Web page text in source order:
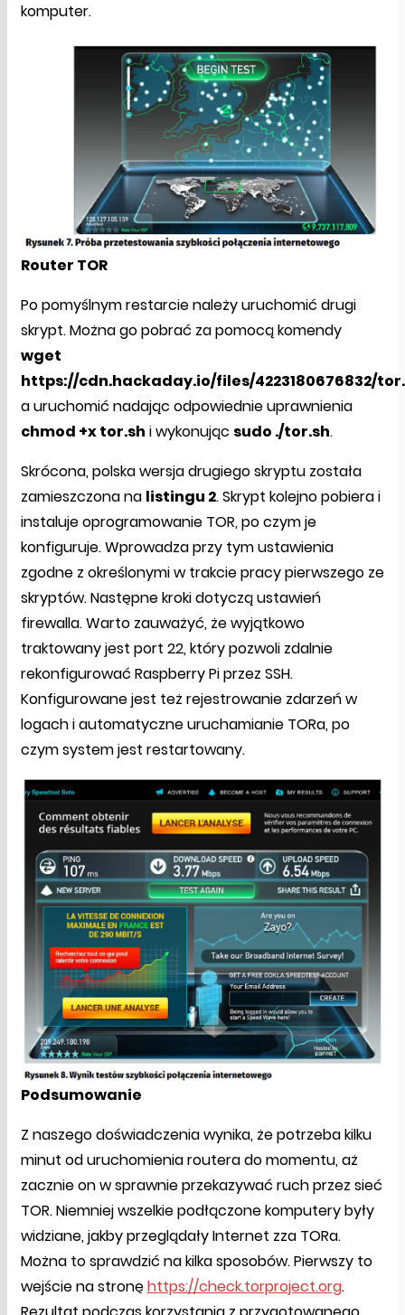
komputer.
Router TOR
Po pomyślnym restarcie należy uruchomić drugi
skrypt. Można go pobrać za pomocą komendy
wget
https://cdn.hackaday.io/files/4223180676832/
a uruchomić nadając odpowiednie uprawnienia
chmod +x tor.sh i wykonując sudo ./tor.sh.
Skrócona, polska wersja drugiego skryptu została
zamieszczona na listingu 2. Skrypt kolejno pobiera i
instaluje oprogramowanie TOR, po czym je
konfiguruje. Wprowadza przy tym ustawienia
zgodne z określonymi w trakcie pracy pierwszego ze
skryptów. Następne kroki dotyczą ustawień
firewalla. Warto zauważyć, że wyjątkowo
traktowany jest port 22, który pozwoli zdalnie
rekonfigurować Raspberry Pi przez SSH.
Konfigurowane jest też rejestrowanie zdarzeń w
logach i automatyczne uruchamianie TORa, po
czym system jest restartowany.
Podsumowanie
Z naszego doświadczenia wynika, że potrzeba kilku
minut od uruchomienia routera do momentu, aż
zacznie on w sprawnie przekazywać ruch przez sieć
TOR. Niemniej wszelkie podłączone komputery były
widziane, jakby przeglądały Internet zza TORa.
Można to sprawdzić na kilka sposobów. Pierwszy to
wejście na stronęhttps://check.torproject.org.